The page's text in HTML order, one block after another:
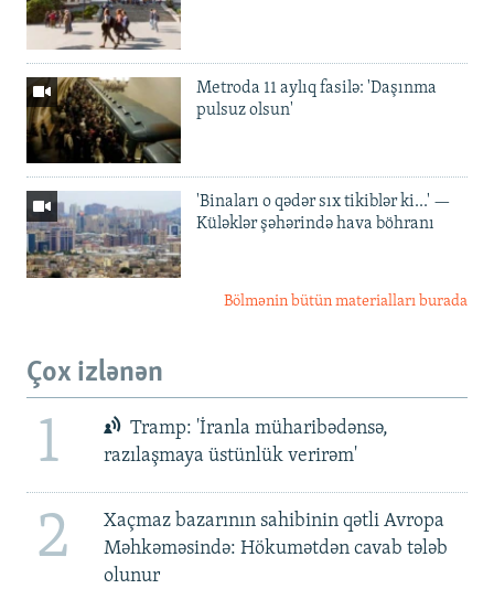
Metroda 11 aylıq fasilə: 'Daşınma
pulsuz olsun'
'Binaları o qədər sıx tikiblər ki...' —
Küləklər şəhərində hava böhranı
Bölmənin bütün materialları burada
Çox izlənən
1
Tramp: 'İranla müharibədənsə,
razılaşmaya üstünlük verirəm'
2
Xaçmaz bazarının sahibinin qətli Avropa
Məhkəməsində: Hökumətdən cavab tələb
olunur